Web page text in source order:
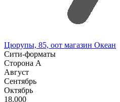
Цюрупы, 85, оот магазин Океан
Сити-форматы
Сторона А
Август
Сентябрь
Октябрь
18.000